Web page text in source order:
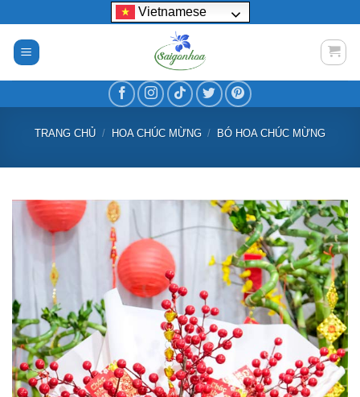
nội
dung
Vietnamese
TRANG CHỦ / HOA CHÚC MỪNG / BÓ HOA CHÚC MỪNG